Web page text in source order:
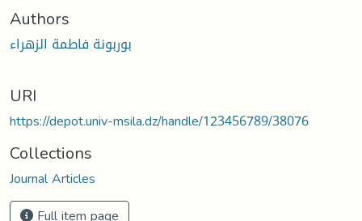
Authors
بوربونة فاطمة الزهراء
URI
https://depot.univ-msila.dz/handle/123456789/38076
Collections
Journal Articles
Full item page